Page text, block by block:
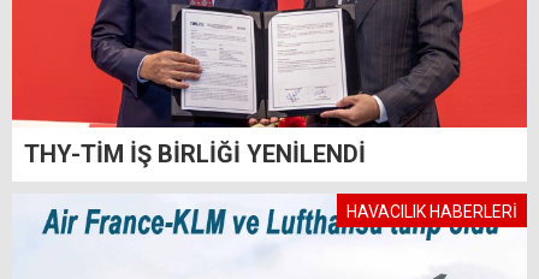
THY-TİM İŞ BİRLİĞİ YENİLENDİ
HAVACILIK HABERLERİ